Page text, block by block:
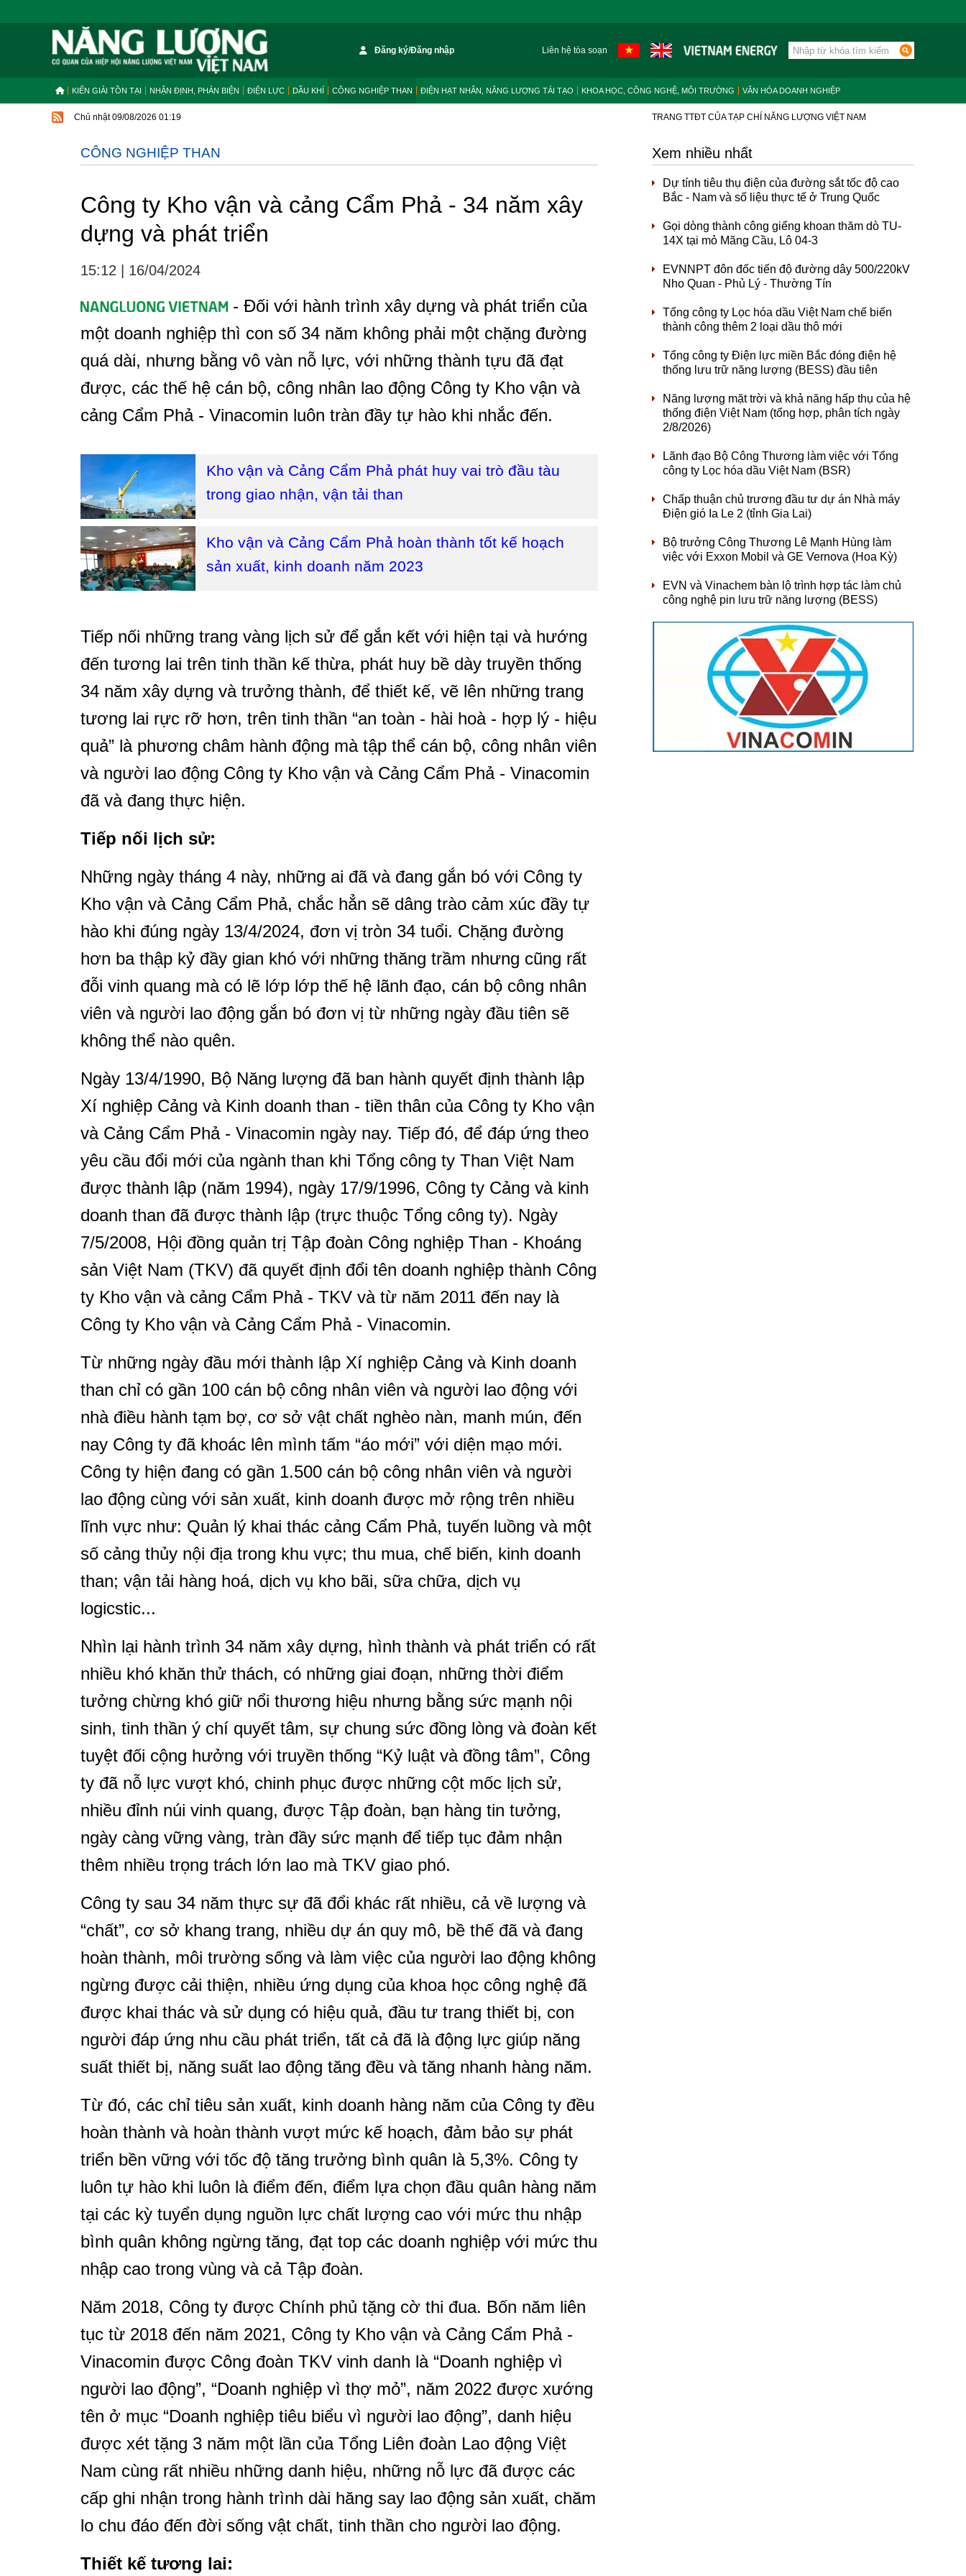
Đăng ký/Đăng nhập Liên hệ tòa soạn
KIẾN GIẢI TỒN TẠI NHẬN ĐỊNH, PHẢN BIỆN ĐIỆN LỰC DẦU KHÍ CÔNG NGHIỆP THAN ĐIỆN HẠT NHÂN, NĂNG LƯỢNG TÁI TẠO KHOA HỌC, CÔNG NGHỆ, MÔI TRƯỜNG VĂN HÓA DOANH NGHIỆP
Chủ nhật 09/08/2026 01:19 TRANG TTĐT CỦA TẠP CHÍ NĂNG LƯỢNG VIỆT NAM
CÔNG NGHIỆP THAN
Công ty Kho vận và cảng Cẩm Phả - 34 năm xây
dựng và phát triển
15:12 16/04/2024
- Đối với hành trình xây dựng và phát triển của
một doanh nghiệp thì con số 34 năm không phải một chặng đường
quá dài, nhưng bằng vô vàn nỗ lực, với những thành tựu đã đạt
được, các thế hệ cán bộ, công nhân lao động Công ty Kho vận và
cảng Cẩm Phả - Vinacomin luôn tràn đầy tự hào khi nhắc đến.
Kho vận và Cảng Cẩm Phả phát huy vai trò đầu tàu
trong giao nhận, vận tải than
Kho vận và Cảng Cẩm Phả hoàn thành tốt kế hoạch
sản xuất, kinh doanh năm 2023
Tiếp nối những trang vàng lịch sử để gắn kết với hiện tại và hướng
đến tương lai trên tinh thần kế thừa, phát huy bề dày truyền thống
34 năm xây dựng và trưởng thành, để thiết kế, vẽ lên những trang
tương lai rực rỡ hơn, trên tinh thần “an toàn - hài hoà - hợp lý - hiệu
quả” là phương châm hành động mà tập thể cán bộ, công nhân viên
và người lao động Công ty Kho vận và Cảng Cẩm Phả - Vinacomin
đã và đang thực hiện.
Tiếp nối lịch sử:
Những ngày tháng 4 này, những ai đã và đang gắn bó với Công ty
Kho vận và Cảng Cẩm Phả, chắc hẳn sẽ dâng trào cảm xúc đầy tự
hào khi đúng ngày 13/4/2024, đơn vị tròn 34 tuổi. Chặng đường
hơn ba thập kỷ đầy gian khó với những thăng trầm nhưng cũng rất
đỗi vinh quang mà có lẽ lớp lớp thế hệ lãnh đạo, cán bộ công nhân
viên và người lao động gắn bó đơn vị từ những ngày đầu tiên sẽ
không thể nào quên.
Ngày 13/4/1990, Bộ Năng lượng đã ban hành quyết định thành lập
Xí nghiệp Cảng và Kinh doanh than - tiền thân của Công ty Kho vận
và Cảng Cẩm Phả - Vinacomin ngày nay. Tiếp đó, để đáp ứng theo
yêu cầu đổi mới của ngành than khi Tổng công ty Than Việt Nam
được thành lập (năm 1994), ngày 17/9/1996, Công ty Cảng và kinh
doanh than đã được thành lập (trực thuộc Tổng công ty). Ngày
7/5/2008, Hội đồng quản trị Tập đoàn Công nghiệp Than - Khoáng
sản Việt Nam (TKV) đã quyết định đổi tên doanh nghiệp thành Công
ty Kho vận và cảng Cẩm Phả - TKV và từ năm 2011 đến nay là
Công ty Kho vận và Cảng Cẩm Phả - Vinacomin.
Từ những ngày đầu mới thành lập Xí nghiệp Cảng và Kinh doanh
than chỉ có gần 100 cán bộ công nhân viên và người lao động với
nhà điều hành tạm bợ, cơ sở vật chất nghèo nàn, manh mún, đến
nay Công ty đã khoác lên mình tấm “áo mới” với diện mạo mới.
Công ty hiện đang có gần 1.500 cán bộ công nhân viên và người
lao động cùng với sản xuất, kinh doanh được mở rộng trên nhiều
lĩnh vực như: Quản lý khai thác cảng Cẩm Phả, tuyến luồng và một
số cảng thủy nội địa trong khu vực; thu mua, chế biến, kinh doanh
than; vận tải hàng hoá, dịch vụ kho bãi, sữa chữa, dịch vụ
logicstic...
Nhìn lại hành trình 34 năm xây dựng, hình thành và phát triển có rất
nhiều khó khăn thử thách, có những giai đoạn, những thời điểm
tưởng chừng khó giữ nổi thương hiệu nhưng bằng sức mạnh nội
sinh, tinh thần ý chí quyết tâm, sự chung sức đồng lòng và đoàn kết
tuyệt đối cộng hưởng với truyền thống “Kỷ luật và đồng tâm”, Công
ty đã nỗ lực vượt khó, chinh phục được những cột mốc lịch sử,
nhiều đỉnh núi vinh quang, được Tập đoàn, bạn hàng tin tưởng,
ngày càng vững vàng, tràn đầy sức mạnh để tiếp tục đảm nhận
thêm nhiều trọng trách lớn lao mà TKV giao phó.
Công ty sau 34 năm thực sự đã đổi khác rất nhiều, cả về lượng và
“chất”, cơ sở khang trang, nhiều dự án quy mô, bề thế đã và đang
hoàn thành, môi trường sống và làm việc của người lao động không
ngừng được cải thiện, nhiều ứng dụng của khoa học công nghệ đã
được khai thác và sử dụng có hiệu quả, đầu tư trang thiết bị, con
người đáp ứng nhu cầu phát triển, tất cả đã là động lực giúp năng
suất thiết bị, năng suất lao động tăng đều và tăng nhanh hàng năm.
Từ đó, các chỉ tiêu sản xuất, kinh doanh hàng năm của Công ty đều
hoàn thành và hoàn thành vượt mức kế hoạch, đảm bảo sự phát
triển bền vững với tốc độ tăng trưởng bình quân là 5,3%. Công ty
luôn tự hào khi luôn là điểm đến, điểm lựa chọn đầu quân hàng năm
tại các kỳ tuyển dụng nguồn lực chất lượng cao với mức thu nhập
bình quân không ngừng tăng, đạt top các doanh nghiệp với mức thu
nhập cao trong vùng và cả Tập đoàn.
Năm 2018, Công ty được Chính phủ tặng cờ thi đua. Bốn năm liên
tục từ 2018 đến năm 2021, Công ty Kho vận và Cảng Cẩm Phả -
Vinacomin được Công đoàn TKV vinh danh là “Doanh nghiệp vì
người lao động”, “Doanh nghiệp vì thợ mỏ”, năm 2022 được xướng
tên ở mục “Doanh nghiệp tiêu biểu vì người lao động”, danh hiệu
được xét tặng 3 năm một lần của Tổng Liên đoàn Lao động Việt
Nam cùng rất nhiều những danh hiệu, những nỗ lực đã được các
cấp ghi nhận trong hành trình dài hăng say lao động sản xuất, chăm
lo chu đáo đến đời sống vật chất, tinh thần cho người lao động.
Thiết kế tương lai:
Xem nhiều nhất
Dự tính tiêu thụ điện của đường sắt tốc độ cao
Bắc - Nam và số liệu thực tế ở Trung Quốc
Gọi dòng thành công giếng khoan thăm dò TU-
14X tại mỏ Mãng Cầu, Lô 04-3
EVNNPT đôn đốc tiến độ đường dây 500/220kV
Nho Quan - Phủ Lý - Thường Tín
Tổng công ty Lọc hóa dầu Việt Nam chế biến
thành công thêm 2 loại dầu thô mới
Tổng công ty Điện lực miền Bắc đóng điện hệ
thống lưu trữ năng lượng (BESS) đầu tiên
Năng lượng mặt trời và khả năng hấp thụ của hệ
thống điện Việt Nam (tổng hợp, phân tích ngày
2/8/2026)
Lãnh đạo Bộ Công Thương làm việc với Tổng
công ty Lọc hóa dầu Việt Nam (BSR)
Chấp thuận chủ trương đầu tư dự án Nhà máy
Điện gió Ia Le 2 (tỉnh Gia Lai)
Bộ trưởng Công Thương Lê Mạnh Hùng làm
việc với Exxon Mobil và GE Vernova (Hoa Kỳ)
EVN và Vinachem bàn lộ trình hợp tác làm chủ
công nghệ pin lưu trữ năng lượng (BESS)